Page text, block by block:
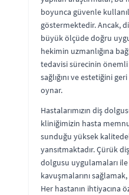
boyunca güvenle
göstermektedir. Ancak,
büyük ölçüde doğru
hekimin uzmanlığına
tedavisi sürecinin önemli
sağlığını ve estetiğini
oynar.
Hastalarımızın diş
kliniğimizin hasta
sunduğu yüksek
yansıtmaktadır. Çürük
dolgusu uygulamaları ile
kavuşmalarını
Her hastanın ihtiyacına